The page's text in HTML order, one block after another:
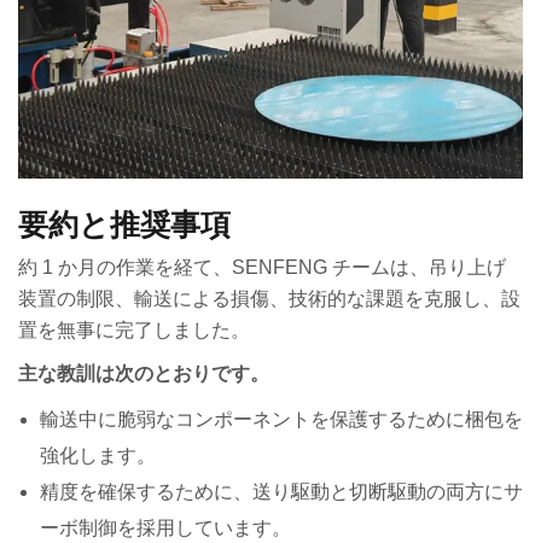
要約と推奨事項
約 1 か月の作業を経て、SENFENG チームは、吊り上げ
装置の制限、輸送による損傷、技術的な課題を克服し、設
置を無事に完了しました。
主な教訓は次のとおりです。
輸送中に脆弱なコンポーネントを保護するために梱包を
強化します。
精度を確保するために、送り駆動と切断駆動の両方にサ
ーボ制御を採用しています。